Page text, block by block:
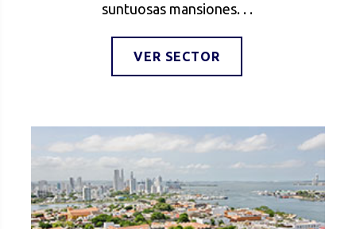
suntuosas mansiones. . .
VER SECTOR